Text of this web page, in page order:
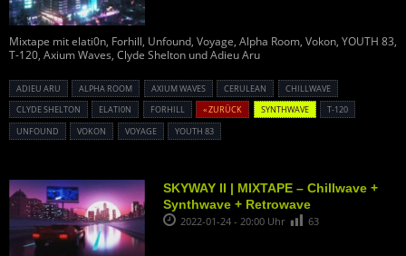
Mixtape mit elati0n, Forhill, Unfound, Voyage, Alpha Room, Vokon, YOUTH 83,
T-120, Axium Waves, Clyde Shelton und Adieu Aru
ADIEU ARU ALPHA ROOM AXIUM WAVES CERULEAN
CHILLWAVE
CLYDE SHELTON
ELATI0N FORHILL « ZURÜCK SYNTHWAVE
T-120
UNFOUND
VOKON VOYAGE YOUTH 83
SKYWAY II | MIXTAPE – Chillwave +
Synthwave + Retrowave
2022-01-24 - 20:00 Uhr 63